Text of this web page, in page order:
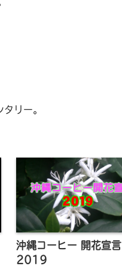
リー。
沖縄コーヒー 開花宣言
2019